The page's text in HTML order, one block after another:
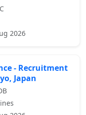
2026
- Recruitment
Japan